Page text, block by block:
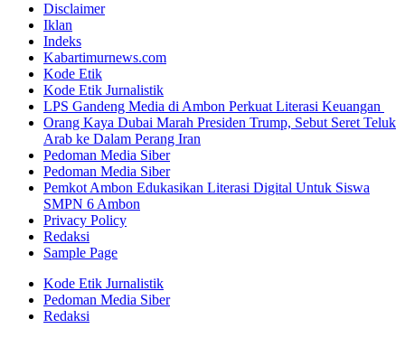
Disclaimer
Iklan
Indeks
Kabartimurnews.com
Kode Etik
Kode Etik Jurnalistik
LPS Gandeng Media di Ambon Perkuat Literasi Keuangan
Orang Kaya Dubai Marah Presiden Trump, Sebut Seret Teluk
Arab ke Dalam Perang Iran
Pedoman Media Siber
Pedoman Media Siber
Pemkot Ambon Edukasikan Literasi Digital Untuk Siswa
SMPN 6 Ambon
Privacy Policy
Redaksi
Sample Page
Kode Etik Jurnalistik
Pedoman Media Siber
Redaksi